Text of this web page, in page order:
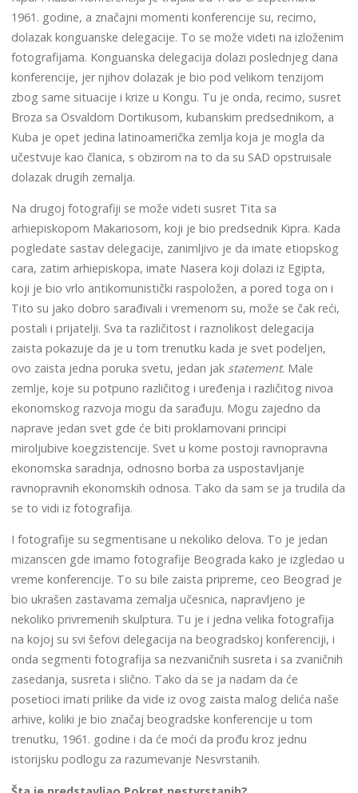
1961. godine, a značajni momenti konferencije su, recimo,
dolazak konguanske delegacije. To se može videti na izloženim
fotografijama. Konguanska delegacija dolazi poslednjeg dana
konferencije, jer njihov dolazak je bio pod velikom tenzijom
zbog same situacije i krize u Kongu. Tu je onda, recimo, susret
Broza sa Osvaldom Dortikusom, kubanskim predsednikom, a
Kuba je opet jedina latinoamerička zemlja koja je mogla da
učestvuje kao članica, s obzirom na to da su SAD opstruisale
dolazak drugih zemalja.
Na drugoj fotografiji se može videti susret Tita sa
arhiepiskopom Makariosom, koji je bio predsednik Kipra. Kada
pogledate sastav delegacije, zanimljivo je da imate etiopskog
cara, zatim arhiepiskopa, imate Nasera koji dolazi iz Egipta,
koji je bio vrlo antikomunistički raspoložen, a pored toga on i
Tito su jako dobro sarađivali i vremenom su, može se čak reći,
postali i prijatelji. Sva ta različitost i raznolikost delegacija
zaista pokazuje da je u tom trenutku kada je svet podeljen,
ovo zaista jedna poruka svetu, jedan jak statement. Male
zemlje, koje su potpuno različitog i uređenja i različitog nivoa
ekonomskog razvoja mogu da sarađuju. Mogu zajedno da
naprave jedan svet gde će biti proklamovani principi
miroljubive koegzistencije. Svet u kome postoji ravnopravna
ekonomska saradnja, odnosno borba za uspostavljanje
ravnopravnih ekonomskih odnosa. Tako da sam se ja trudila da
se to vidi iz fotografija.
I fotografije su segmentisane u nekoliko delova. To je jedan
mizanscen gde imamo fotografije Beograda kako je izgledao u
vreme konferencije. To su bile zaista pripreme, ceo Beograd je
bio ukrašen zastavama zemalja učesnica, napravljeno je
nekoliko privremenih skulptura. Tu je i jedna velika fotografija
na kojoj su svi šefovi delegacija na beogradskoj konferenciji, i
onda segmenti fotografija sa nezvaničnih susreta i sa zvaničnih
zasedanja, susreta i slično. Tako da se ja nadam da će
posetioci imati prilike da vide iz ovog zaista malog delića naše
arhive, koliki je bio značaj beogradske konferencije u tom
trenutku, 1961. godine i da će moći da prođu kroz jednu
istorijsku podlogu za razumevanje Nesvrstanih.